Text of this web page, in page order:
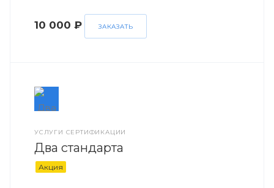
10 000 ₽ ЗАКАЗАТЬ
УСЛУГИ СЕРТИФИКАЦИИ
Два стандарта
Акция